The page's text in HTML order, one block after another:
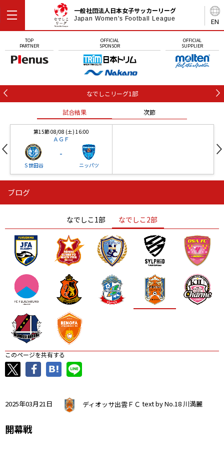
EN
一般社団法人日本女子サッカーリーグ
Japan Women's Football League
TOP
PARTNER
OFFICIAL
SPONSOR
OFFICIAL
SUPPLIER
なでしこリーグ1部
試合結果 次節
第15節 08/08 (土) 16:00
ＡＧＦ
Ｓ世田谷
-
ニッパツ
ニッパツ
ニッパツ 名古屋
石人の星
静岡 愛媛Ｌ
ブログ
なでしこ1部 なでしこ2部
このページを共有する
2025年03月21日 ディオッサ出雲ＦＣ text by No.18 川満麗
開幕戦